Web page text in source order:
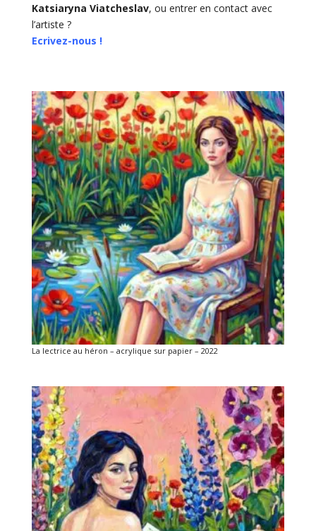
Katsiaryna Viatcheslav, ou entrer en contact avec
l’artiste ?
Ecrivez-nous !
La lectrice au héron – acrylique sur papier – 2022